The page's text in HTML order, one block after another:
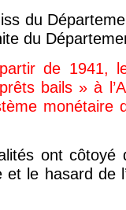
du
du
de 1941,
bails » à
monétaire
ont côtoyé
et le hasard